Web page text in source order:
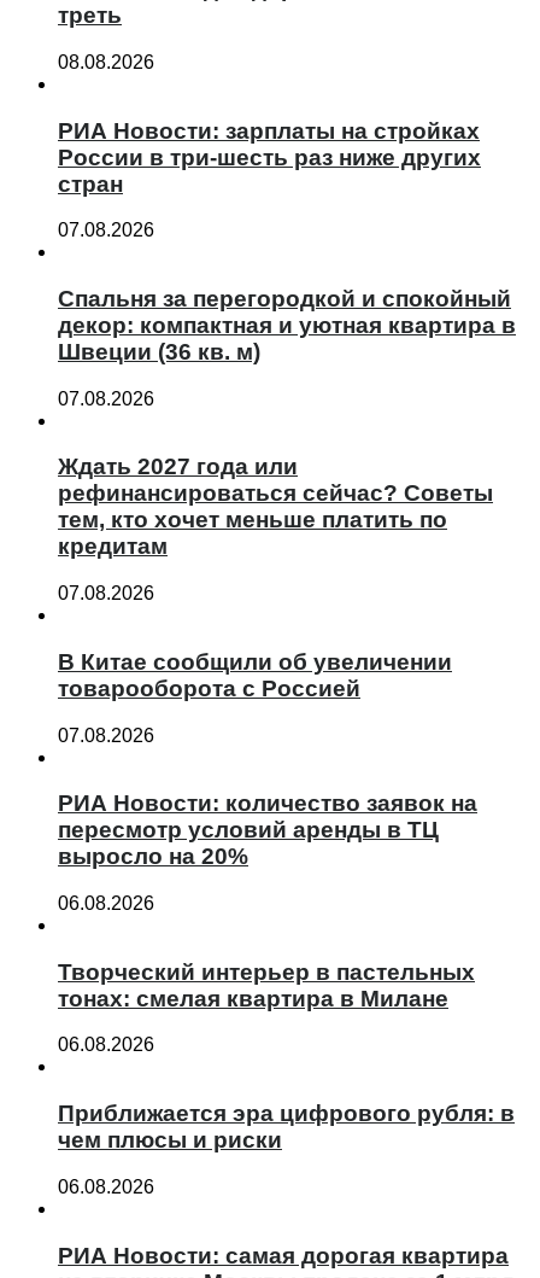
треть
08.08.2026
РИА Новости: зарплаты на стройках
России в три-шесть раз ниже других
стран
07.08.2026
Спальня за перегородкой и спокойный
декор: компактная и уютная квартира в
Швеции (36 кв. м)
07.08.2026
Ждать 2027 года или
рефинансироваться сейчас? Советы
тем, кто хочет меньше платить по
кредитам
07.08.2026
В Китае сообщили об увеличении
товарооборота с Россией
07.08.2026
РИА Новости: количество заявок на
пересмотр условий аренды в ТЦ
выросло на 20%
06.08.2026
Творческий интерьер в пастельных
тонах: смелая квартира в Милане
06.08.2026
Приближается эра цифрового рубля: в
чем плюсы и риски
06.08.2026
РИА Новости: самая дорогая квартира